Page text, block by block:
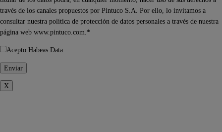
través de los canales propuestos por Pintuco S.A. Por ello, lo invitamos a
consultar nuestra política de protección de datos personales a través de nuestra
página web www.pintuco.com.*
Acepto Habeas Data
X